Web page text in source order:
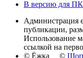
В версию для ПК
Администрация
публикации,
Использование
ссылкой на
© Ёжка ©